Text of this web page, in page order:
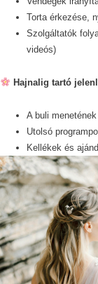
Torta érkezése,
Szolgáltatók
videós)
Hajnalig tartó
A buli
Utolsó
Kellékek és